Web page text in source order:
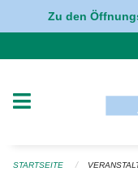
Navigation überspringen
Zu den
STARTSEITE